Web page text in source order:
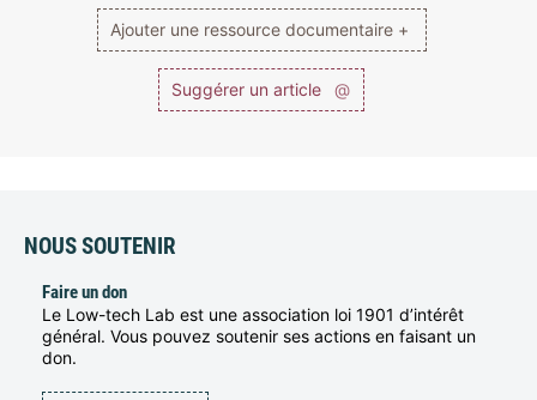
Ajouter une ressource documentaire +
Suggérer un article @
NOUS SOUTENIR
Faire un don
Le Low-tech Lab est une association loi 1901 d’intérêt
général. Vous pouvez soutenir ses actions en faisant un
don.